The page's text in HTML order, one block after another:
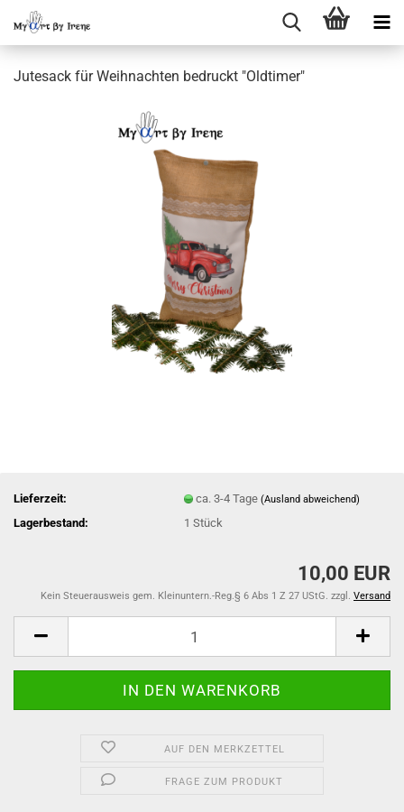
Jutesack für Weihnachten bedruckt "Oldtimer"
Lieferzeit: ca. 3-4 Tage(Ausland abweichend)
Lagerbestand: 1Stück
10,00 EUR
Kein Steuerausweis gem. Kleinuntern.-Reg.§ 6 Abs 1 Z 27 UStG. zzgl. Versand
AUF DEN MERKZETTEL
FRAGE ZUM PRODUKT